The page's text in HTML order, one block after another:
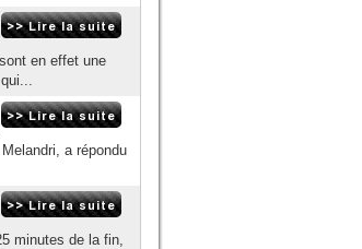
en effet une
a répondu
minutes de la fin,